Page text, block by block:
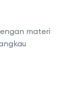
materi